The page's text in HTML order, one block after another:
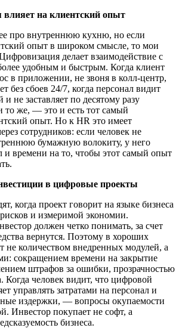
на клиентский опыт
про внутреннюю кухню, но если
опыт в широком смысле, то мои
делает взаимодействие с
удобным и быстрым. Когда клиент
в приложении, не звоня в колл-центр,
без сбоев 24/7, когда персонал видит
не заставляет по десятому разу
то же, — это и есть тот самый
опыт. Но к HR это имеет
сотрудников: если человек не
бумажную волокиту, у него
и времени на то, чтобы этот самый опыт
в цифровые проекты
когда проект говорит на языке бизнеса
и измеримой экономии.
должен четко понимать, за счет
вернутся. Поэтому в хороших
не количеством внедренных модулей, а
сокращением времени на закрытие
штрафов за ошибки, прозрачностью
Когда человек видит, что цифровой
управлять затратами на персонал и
издержки, — вопросы окупаемости
Инвестор покупает не софт, а
бизнеса.